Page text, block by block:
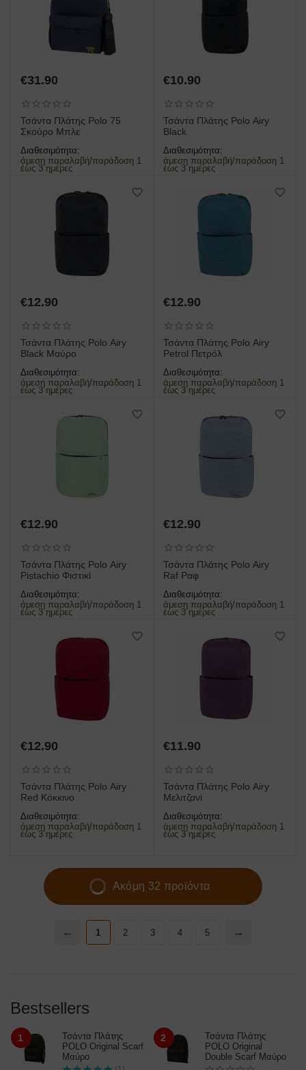
€31.90
Τσάντα Πλάτης Polo 75
Σκούρο Μπλε
Διαθεσιμότητα:
άμεση παραλαβή/παράδοση 1
έως 3 ημέρες
€10.90
Τσάντα Πλάτης Polo Airy
Black
Διαθεσιμότητα:
άμεση παραλαβή/παράδοση 1
έως 3 ημέρες
€12.90
Τσάντα Πλάτης Polo Airy
Black Μαύρο
Διαθεσιμότητα:
άμεση παραλαβή/παράδοση 1
έως 3 ημέρες
€12.90
Τσάντα Πλάτης Polo Airy
Petrol Πετρόλ
Διαθεσιμότητα:
άμεση παραλαβή/παράδοση 1
έως 3 ημέρες
€12.90
Τσάντα Πλάτης Polo Airy
Pistachio Φιστικί
Διαθεσιμότητα:
άμεση παραλαβή/παράδοση 1
έως 3 ημέρες
€12.90
Τσάντα Πλάτης Polo Airy
Raf Ραφ
Διαθεσιμότητα:
άμεση παραλαβή/παράδοση 1
έως 3 ημέρες
€12.90
Τσάντα Πλάτης Polo Airy
Red Κόκκινο
Διαθεσιμότητα:
άμεση παραλαβή/παράδοση 1
έως 3 ημέρες
€11.90
Τσάντα Πλάτης Polo Airy
Μελιτζανί
Διαθεσιμότητα:
άμεση παραλαβή/παράδοση 1
έως 3 ημέρες
Ακόμη 32 προϊόντα
1 2 3 4 5
Bestsellers
1
Τσάντα Πλάτης
POLO Original Scarf
Μαύρο
2
Τσάντα Πλάτης
POLO Original
Double Scarf Μαύρο